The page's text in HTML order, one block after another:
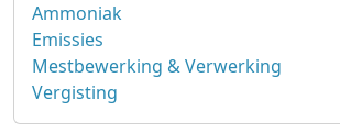
Ammoniak
Emissies
Mestbewerking & Verwerking
Vergisting